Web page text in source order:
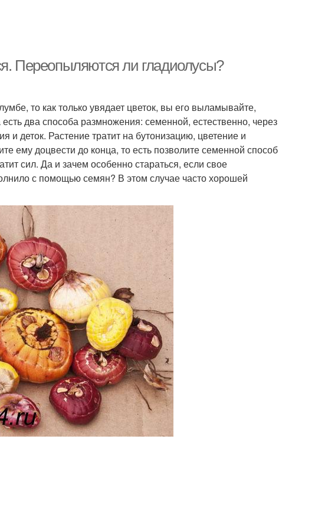
Переопыляются ли гладиолусы?
то как только увядает цветок, вы его выламывайте,
два способа размножения: семенной, естественно, через
деток. Растение тратит на бутонизацию, цветение и
ему доцвести до конца, то есть позволите семенной способ
сил. Да и зачем особенно стараться, если свое
с помощью семян? В этом случае часто хорошей